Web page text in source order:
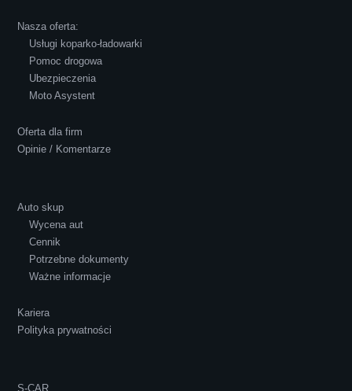
Polecam S-Car.pl, szybka i bardzo miła
Nasza oferta:
Usługi koparko-ładowarki
Pomoc drogowa
Ubezpieczenia
Moto Asystent
Oferta dla firm
Opinie / Komentarze
Auto skup
Wycena aut
Cennik
Potrzebne dokumenty
Ważne informacje
Kariera
Polityka prywatności
S-CAR